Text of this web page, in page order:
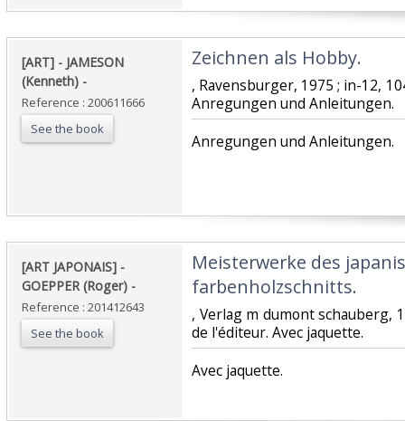
‎[ART] - JAMESON
(Kenneth) - ‎
Reference : 200611666
See the book
‎Zeichnen als Hobby. ‎
‎, Ravensburger, 1975 ; in-12,
Anregungen und Anleitungen.‎
‎Anregungen und Anleitungen.‎
‎[ART JAPONAIS] -
GOEPPER (Roger) - ‎
Reference : 201412643
See the book
‎Meisterwerke des
farbenholzschnitts. ‎
‎, Verlag m dumont schauberg,
de l'éditeur. Avec jaquette.‎
‎Avec jaquette.‎